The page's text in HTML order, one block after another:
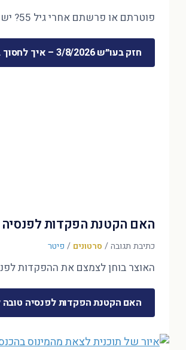
פוטרתם או פרשתם אחרי גיל 55? יש לכם חלון החלטות של חודשים ספורים — והוא קובע את 30 השנים הבאות. המדריך המלא לכסף שמשתחרר …
חזק בעו״ש 3/8/2026 – איך לחסוך במס בפיצויים?
האם הקטנת הפקדות לפנסיה
כתיבת תגובה/ סרטונים / פיטר
האוצר בוחן לצמצם את ההפקדות
האם הקטנת הפקדות לפנסיה טובה